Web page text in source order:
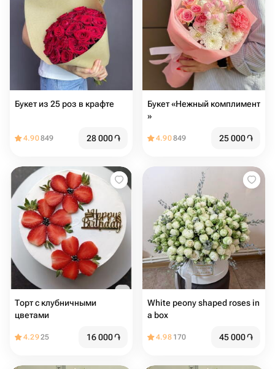
Букет из 25 роз в крафте
4.90849 28 000֏
Букет «Нежный комплимент
»
4.90849 25 000֏
Торт с клубничными
цветами
4.2925 16 000֏
White peony shaped roses in
a box
4.98 170 45 000֏